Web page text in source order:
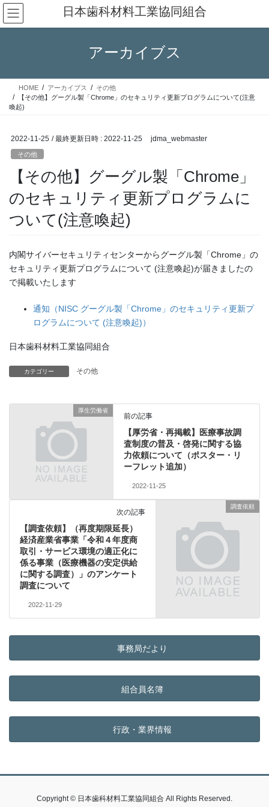
コ
ン
テ
ス
ナ
ビ
ゲ
ン
日本歯科材料工業協同組合
アーカイブス
HOME アーカイブス
その他
【その他】グーグル製「Chrome」のセキュリティ更新プログラムについて(注意
喚起)
2022-11-25 / 最終更新日時 : 2022-11-25 jdma_webmaster
その他
【その他】グーグル製「Chrome」
のセキュリティ更新プログラムに
ついて(注意喚起)
内閣サイバーセキュリティセンターからグーグル製「Chrome」の
セキュリティ更新プログラムについて (注意喚起)が届きましたの
で掲載いたします
通知（NISC グーグル製「Chrome」のセキュリティ更新プ
ログラムについて (注意喚起)）
日本歯科材料工業協同組合
カテゴリー その他
厚生労働省
前の記事
【厚労省・再掲載】医療事故調
査制度の普及・啓発に関する協
力依頼について（ポスター・リ
ーフレット追加）
2022-11-25
調査依頼
次の記事
【調査依頼】（再度期限延長）
経済産業省事業「令和４年度商
取引・サービス環境の適正化に
係る事業（医療機器の安定供給
に関する調査）」のアンケート
調査について
2022-11-29
事務局だより
組合員名簿
行政・業界情報
Copyright © 日本歯科材料工業協同組合 All Rights Reserved.